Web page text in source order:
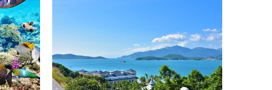
Xác Định Giá Đất Theo Phương Pháp
Thặng Dư Và Các Yếu Tố Ảnh Hưởng
Đến Giá Đất Khi Xác Định Giá Đất Cụ
Thể Trên Địa Bàn Tỉnh Khánh Hòa
THÔNG BÁO Số 707/TB-VNT: Kết Quả